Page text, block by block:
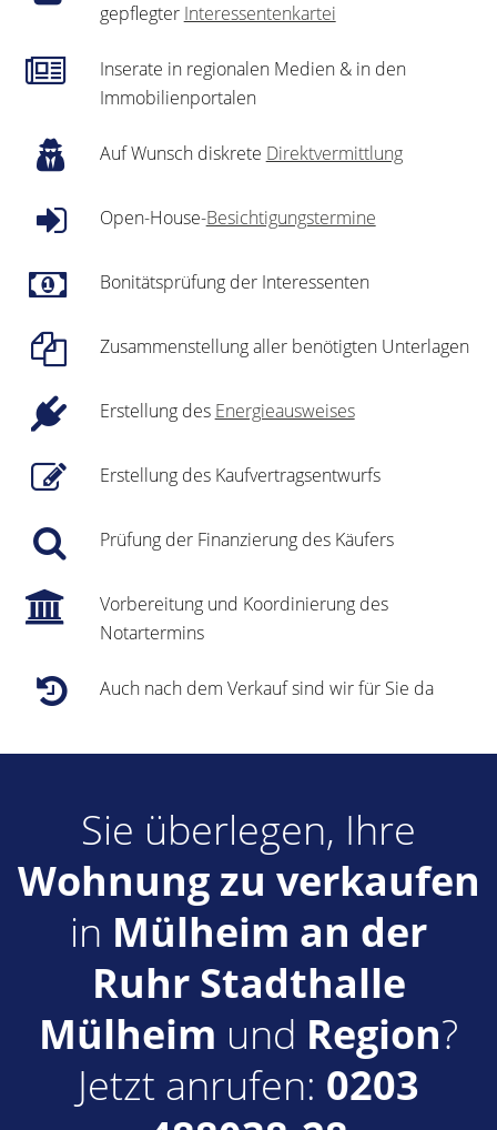
gepflegter Interessentenkartei
Inserate in regionalen Medien & in den
Immobilienportalen
Auf Wunsch diskrete Direktvermittlung
Open-House-Besichtigungstermine
Bonitätsprüfung der Interessenten
Zusammenstellung aller benötigten Unterlagen
Erstellung des Energieausweises
Erstellung des Kaufvertragsentwurfs
Prüfung der Finanzierung des Käufers
Vorbereitung und Koordinierung des
Notartermins
Auch nach dem Verkauf sind wir für Sie da
Sie überlegen, Ihre
Wohnung zu verkaufen
in Mülheim an der
Ruhr Stadthalle
Mülheim und Region?
Jetzt anrufen: 0203